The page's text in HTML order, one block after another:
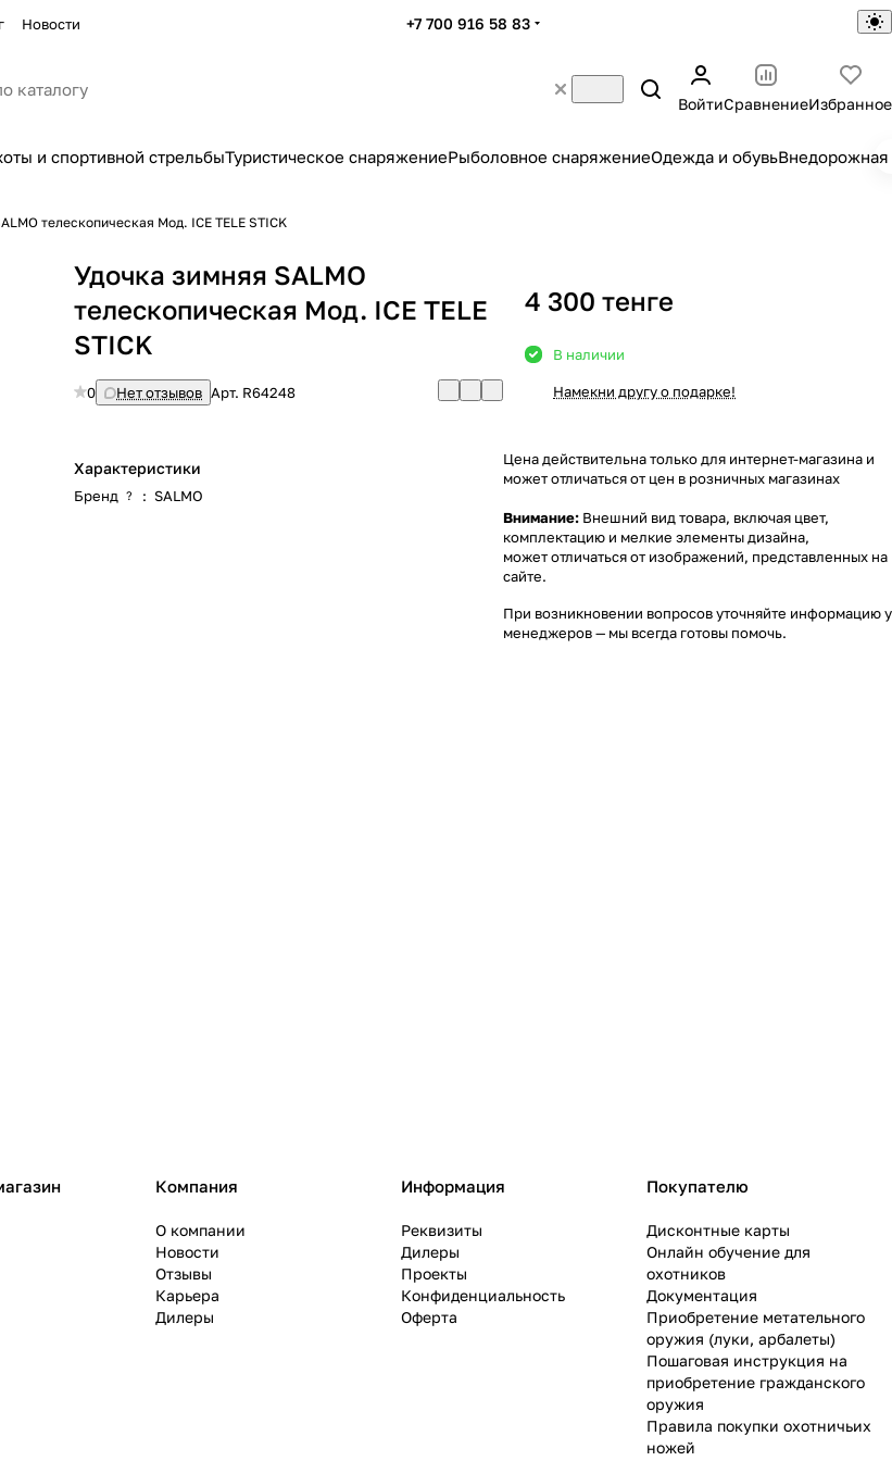
Новости +7 700 916 58 83
ВойтиСравнениеИзбранное
и спортивной стрельбыТуристическое снаряжениеРыболовное снаряжениеОдежда и обувьВнедорожная
телескопическая Мод. ICE TELE STICK
Удочка зимняя SALMO
телескопическая Мод. ICE TELE
STICK
0 Нет отзывов Арт. R64248
Характеристики
Бренд ? : SALMO
4 300 тенге
В наличии
Намекни другу о подарке!
Цена действительна только для интернет-магазина и
может отличаться от цен в розничных магазинах
Внимание: Внешний вид товара, включая цвет,
комплектацию и мелкие элементы дизайна,
может отличаться от изображений, представленных на
сайте.
При возникновении вопросов уточняйте информацию у
менеджеров— мы всегда готовы помочь.
Компания
О компании
Новости
Отзывы
Карьера
Дилеры
Информация
Реквизиты
Дилеры
Проекты
Конфиденциальность
Оферта
Покупателю
Дисконтные карты
Онлайн обучение для
охотников
Документация
Приобретение метательного
оружия (луки, арбалеты)
Пошаговая инструкция на
приобретение гражданского
оружия
Правила покупки охотничьих
ножей